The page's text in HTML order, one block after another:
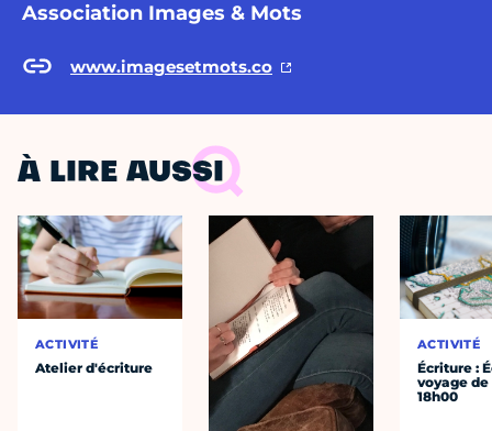
Association Images & Mots
www.imagesetmots.co
À LIRE AUSSI
ACTIVITÉ
Atelier d'écriture
ACTIVITÉ
Écriture :
voyage de
18h00